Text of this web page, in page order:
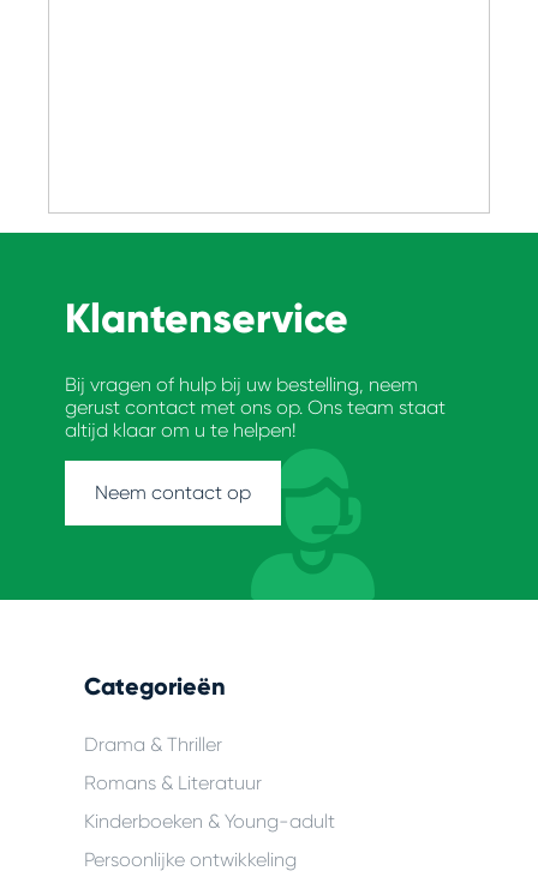
Klantenservice
Bij vragen of hulp bij uw bestelling, neem
gerust contact met ons op. Ons team staat
altijd klaar om u te helpen!
Neem contact op
Categorieën
Drama & Thriller
Romans & Literatuur
Kinderboeken & Young-adult
Persoonlijke ontwikkeling